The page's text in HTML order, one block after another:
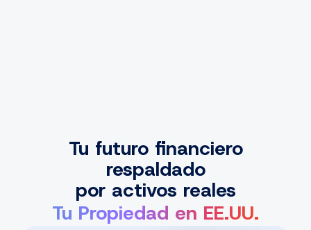
Tu futuro financiero
respaldado
por activos reales
Tu Propiedad en EE.UU.